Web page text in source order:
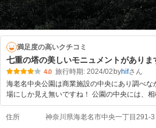
満足度の高いクチコミ
七重の塔の美しいモニュメントがありま
4.0 旅行時期: 2024/02 byhif
海老名中央公園は商業施設の中央にあり調べ
場にしか見え無いですね！ 公園の中央には、
住所 神奈川県海老名市中央一丁目291-3